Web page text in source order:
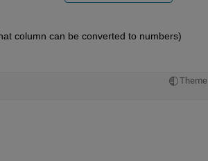
column can be converted to numbers)
Theme